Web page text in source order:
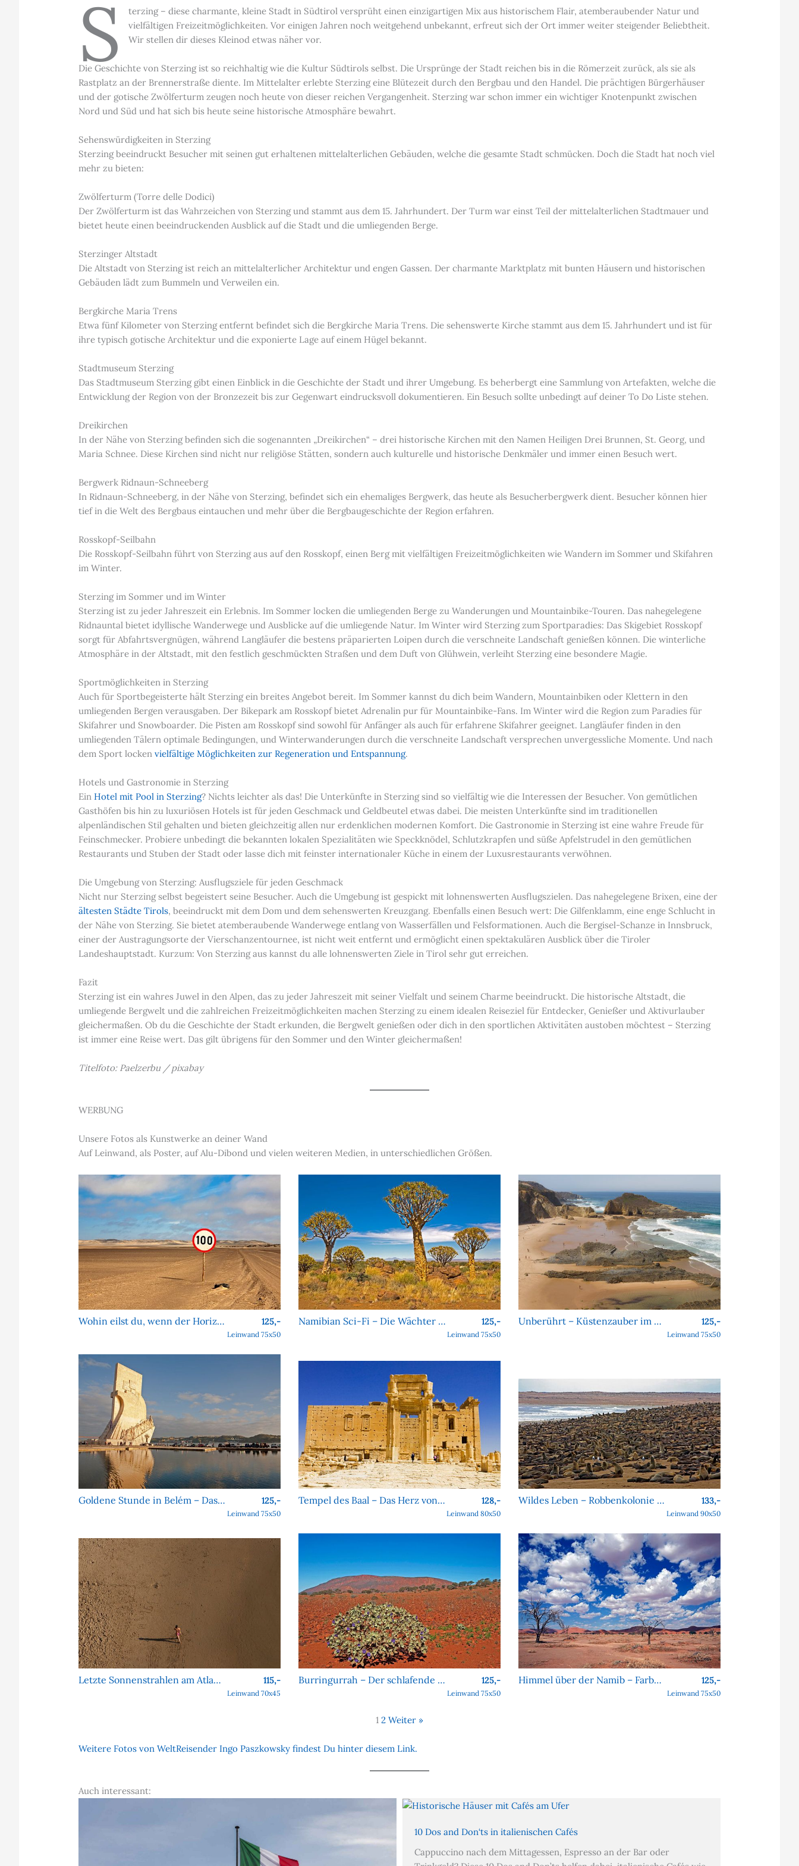
S
terzing – diese charmante, kleine Stadt in Südtirol versprüht einen einzigartigen Mix aus historischem Flair, atemberaubender Natur und
vielfältigen Freizeitmöglichkeiten. Vor einigen Jahren noch weitgehend unbekannt, erfreut sich der Ort immer weiter steigender Beliebtheit.
Wir stellen dir dieses Kleinod etwas näher vor.
Die Geschichte von Sterzing ist so reichhaltig wie die Kultur Südtirols selbst. Die Ursprünge der Stadt reichen bis in die Römerzeit zurück, als sie als
Rastplatz an der Brennerstraße diente. Im Mittelalter erlebte Sterzing eine Blütezeit durch den Bergbau und den Handel. Die prächtigen Bürgerhäuser
und der gotische Zwölferturm zeugen noch heute von dieser reichen Vergangenheit. Sterzing war schon immer ein wichtiger Knotenpunkt zwischen
Nord und Süd und hat sich bis heute seine historische Atmosphäre bewahrt.
Sehenswürdigkeiten in Sterzing
Sterzing beeindruckt Besucher mit seinen gut erhaltenen mittelalterlichen Gebäuden, welche die gesamte Stadt schmücken. Doch die Stadt hat noch viel
mehr zu bieten:
Zwölferturm (Torre delle Dodici)
Der Zwölferturm ist das Wahrzeichen von Sterzing und stammt aus dem 15. Jahrhundert. Der Turm war einst Teil der mittelalterlichen Stadtmauer und
bietet heute einen beeindruckenden Ausblick auf die Stadt und die umliegenden Berge.
Sterzinger Altstadt
Die Altstadt von Sterzing ist reich an mittelalterlicher Architektur und engen Gassen. Der charmante Marktplatz mit bunten Häusern und historischen
Gebäuden lädt zum Bummeln und Verweilen ein.
Bergkirche Maria Trens
Etwa fünf Kilometer von Sterzing entfernt befindet sich die Bergkirche Maria Trens. Die sehenswerte Kirche stammt aus dem 15. Jahrhundert und ist für
ihre typisch gotische Architektur und die exponierte Lage auf einem Hügel bekannt.
Stadtmuseum Sterzing
Das Stadtmuseum Sterzing gibt einen Einblick in die Geschichte der Stadt und ihrer Umgebung. Es beherbergt eine Sammlung von Artefakten, welche die
Entwicklung der Region von der Bronzezeit bis zur Gegenwart eindrucksvoll dokumentieren. Ein Besuch sollte unbedingt auf deiner To Do Liste stehen.
Dreikirchen
In der Nähe von Sterzing befinden sich die sogenannten „Dreikirchen“ – drei historische Kirchen mit den Namen Heiligen Drei Brunnen, St. Georg, und
Maria Schnee. Diese Kirchen sind nicht nur religiöse Stätten, sondern auch kulturelle und historische Denkmäler und immer einen Besuch wert.
Bergwerk Ridnaun-Schneeberg
In Ridnaun-Schneeberg, in der Nähe von Sterzing, befindet sich ein ehemaliges Bergwerk, das heute als Besucherbergwerk dient. Besucher können hier
tief in die Welt des Bergbaus eintauchen und mehr über die Bergbaugeschichte der Region erfahren.
Rosskopf-Seilbahn
Die Rosskopf-Seilbahn führt von Sterzing aus auf den Rosskopf, einen Berg mit vielfältigen Freizeitmöglichkeiten wie Wandern im Sommer und Skifahren
im Winter.
Sterzing im Sommer und im Winter
Sterzing ist zu jeder Jahreszeit ein Erlebnis. Im Sommer locken die umliegenden Berge zu Wanderungen und Mountainbike-Touren. Das nahegelegene
Ridnauntal bietet idyllische Wanderwege und Ausblicke auf die umliegende Natur. Im Winter wird Sterzing zum Sportparadies: Das Skigebiet Rosskopf
sorgt für Abfahrtsvergnügen, während Langläufer die bestens präparierten Loipen durch die verschneite Landschaft genießen können. Die winterliche
Atmosphäre in der Altstadt, mit den festlich geschmückten Straßen und dem Duft von Glühwein, verleiht Sterzing eine besondere Magie.
Sportmöglichkeiten in Sterzing
Auch für Sportbegeisterte hält Sterzing ein breites Angebot bereit. Im Sommer kannst du dich beim Wandern, Mountainbiken oder Klettern in den
umliegenden Bergen verausgaben. Der Bikepark am Rosskopf bietet Adrenalin pur für Mountainbike-Fans. Im Winter wird die Region zum Paradies für
Skifahrer und Snowboarder. Die Pisten am Rosskopf sind sowohl für Anfänger als auch für erfahrene Skifahrer geeignet. Langläufer finden in den
umliegenden Tälern optimale Bedingungen, und Winterwanderungen durch die verschneite Landschaft versprechen unvergessliche Momente. Und nach
dem Sport lockenvielfältige Möglichkeiten zur Regeneration und Entspannung.
Hotels und Gastronomie in Sterzing
Ein Hotel mit Pool in Sterzing? Nichts leichter als das! Die Unterkünfte in Sterzing sind so vielfältig wie die Interessen der Besucher. Von gemütlichen
Gasthöfen bis hin zu luxuriösen Hotels ist für jeden Geschmack und Geldbeutel etwas dabei. Die meisten Unterkünfte sind im traditionellen
alpenländischen Stil gehalten und bieten gleichzeitig allen nur erdenklichen modernen Komfort. Die Gastronomie in Sterzing ist eine wahre Freude für
Feinschmecker. Probiere unbedingt die bekannten lokalen Spezialitäten wie Speckknödel, Schlutzkrapfen und süße Apfelstrudel in den gemütlichen
Restaurants und Stuben der Stadt oder lasse dich mit feinster internationaler Küche in einem der Luxusrestaurants verwöhnen.
Die Umgebung von Sterzing: Ausflugsziele für jeden Geschmack
Nicht nur Sterzing selbst begeistert seine Besucher. Auch die Umgebung ist gespickt mit lohnenswerten Ausflugszielen. Das nahegelegene Brixen, eine der
ältesten Städte Tirols, beeindruckt mit dem Dom und dem sehenswerten Kreuzgang. Ebenfalls einen Besuch wert: Die Gilfenklamm, eine enge Schlucht in
der Nähe von Sterzing. Sie bietet atemberaubende Wanderwege entlang von Wasserfällen und Felsformationen. Auch die Bergisel-Schanze in Innsbruck,
einer der Austragungsorte der Vierschanzentournee, ist nicht weit entfernt und ermöglicht einen spektakulären Ausblick über die Tiroler
Landeshauptstadt. Kurzum: Von Sterzing aus kannst du alle lohnenswerten Ziele in Tirol sehr gut erreichen.
Fazit
Sterzing ist ein wahres Juwel in den Alpen, das zu jeder Jahreszeit mit seiner Vielfalt und seinem Charme beeindruckt. Die historische Altstadt, die
umliegende Bergwelt und die zahlreichen Freizeitmöglichkeiten machen Sterzing zu einem idealen Reiseziel für Entdecker, Genießer und Aktivurlauber
gleichermaßen. Ob du die Geschichte der Stadt erkunden, die Bergwelt genießen oder dich in den sportlichen Aktivitäten austoben möchtest – Sterzing
ist immer eine Reise wert. Das gilt übrigens für den Sommer und den Winter gleichermaßen!
Titelfoto: Paelzerbu / pixabay
WERBUNG
Unsere Fotos als Kunstwerke an deiner Wand
Auf Leinwand, als Poster, auf Alu-Dibond und vielen weiteren Medien, in unterschiedlichen Größen.
Wohin eilst du, wenn der Horizont sich nie nähert? 125,-
Leinwand 75x50
Namibian Sci-Fi – Die Wächter von Köcher Prime 125,-
Leinwand 75x50
Unberührt – Küstenzauber im Alentejo 125,-
Leinwand 75x50
Goldene Stunde in Belém – Das Denkmal der Entdeckungen 125,-
Leinwand 75x50
Tempel des Baal – Das Herz von Palmyra 128,-
Leinwand 80x50
Wildes Leben – Robbenkolonie am Cape Cross 133,-
Leinwand 90x50
Letzte Sonnenstrahlen am Atlantik 115,-
Leinwand 70x45
Burringurrah – Der schlafende Riese des Outbacks 125,-
Leinwand 75x50
Himmel über der Namib – Farben, Formen, Faszination 125,-
Leinwand 75x50
1 2 Weiter »
Weitere Fotos von WeltReisender Ingo Paszkowsky findest Du hinter diesem Link.
Auch interessant:
10 Dos and Don‘ts in italienischen Cafés
Cappuccino nach dem Mittagessen, Espresso an der Bar oder